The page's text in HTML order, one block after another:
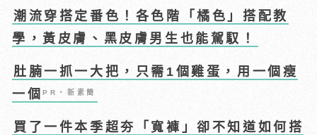
潮流穿搭定番色！各色階「橘色」搭配教
學，黃皮膚、黑皮膚男生也能駕馭！
肚腩一抓一大把，只需1個雞蛋，用一個瘦
一個PR・新素簡
買了一件本季超夯「寬褲」卻不知道如何搭